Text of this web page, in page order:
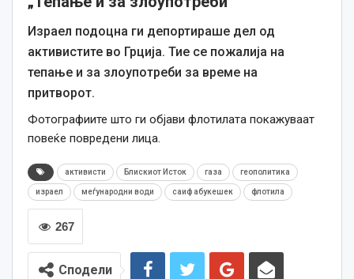
Израел подоцна ги депортираше дел од
активистите во Грција. Тие се пожалија на
тепање и за злоупотреби за време на
притворот.
Фотографиите што ги објави флотилата покажуваат
повеќе повредени лица.
активисти Блискиот Исток газа геополитика
израел меѓународни води саиф абукешек флотила
267
Сподели